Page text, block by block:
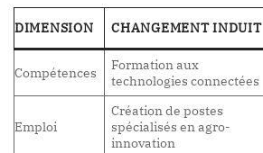
DIMENSION CHANGEMENT INDUIT
Compétences
Formation aux
technologies connectées
Emploi
Création de postes
spécialisés en agro-
innovation